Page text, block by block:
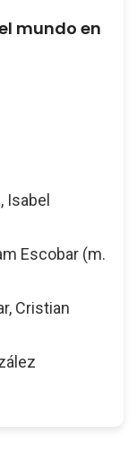
mundo en
Isabel
Escobar (m.
Cristian